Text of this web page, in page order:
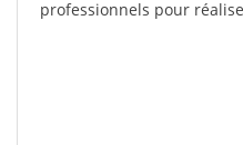
professionnels pour